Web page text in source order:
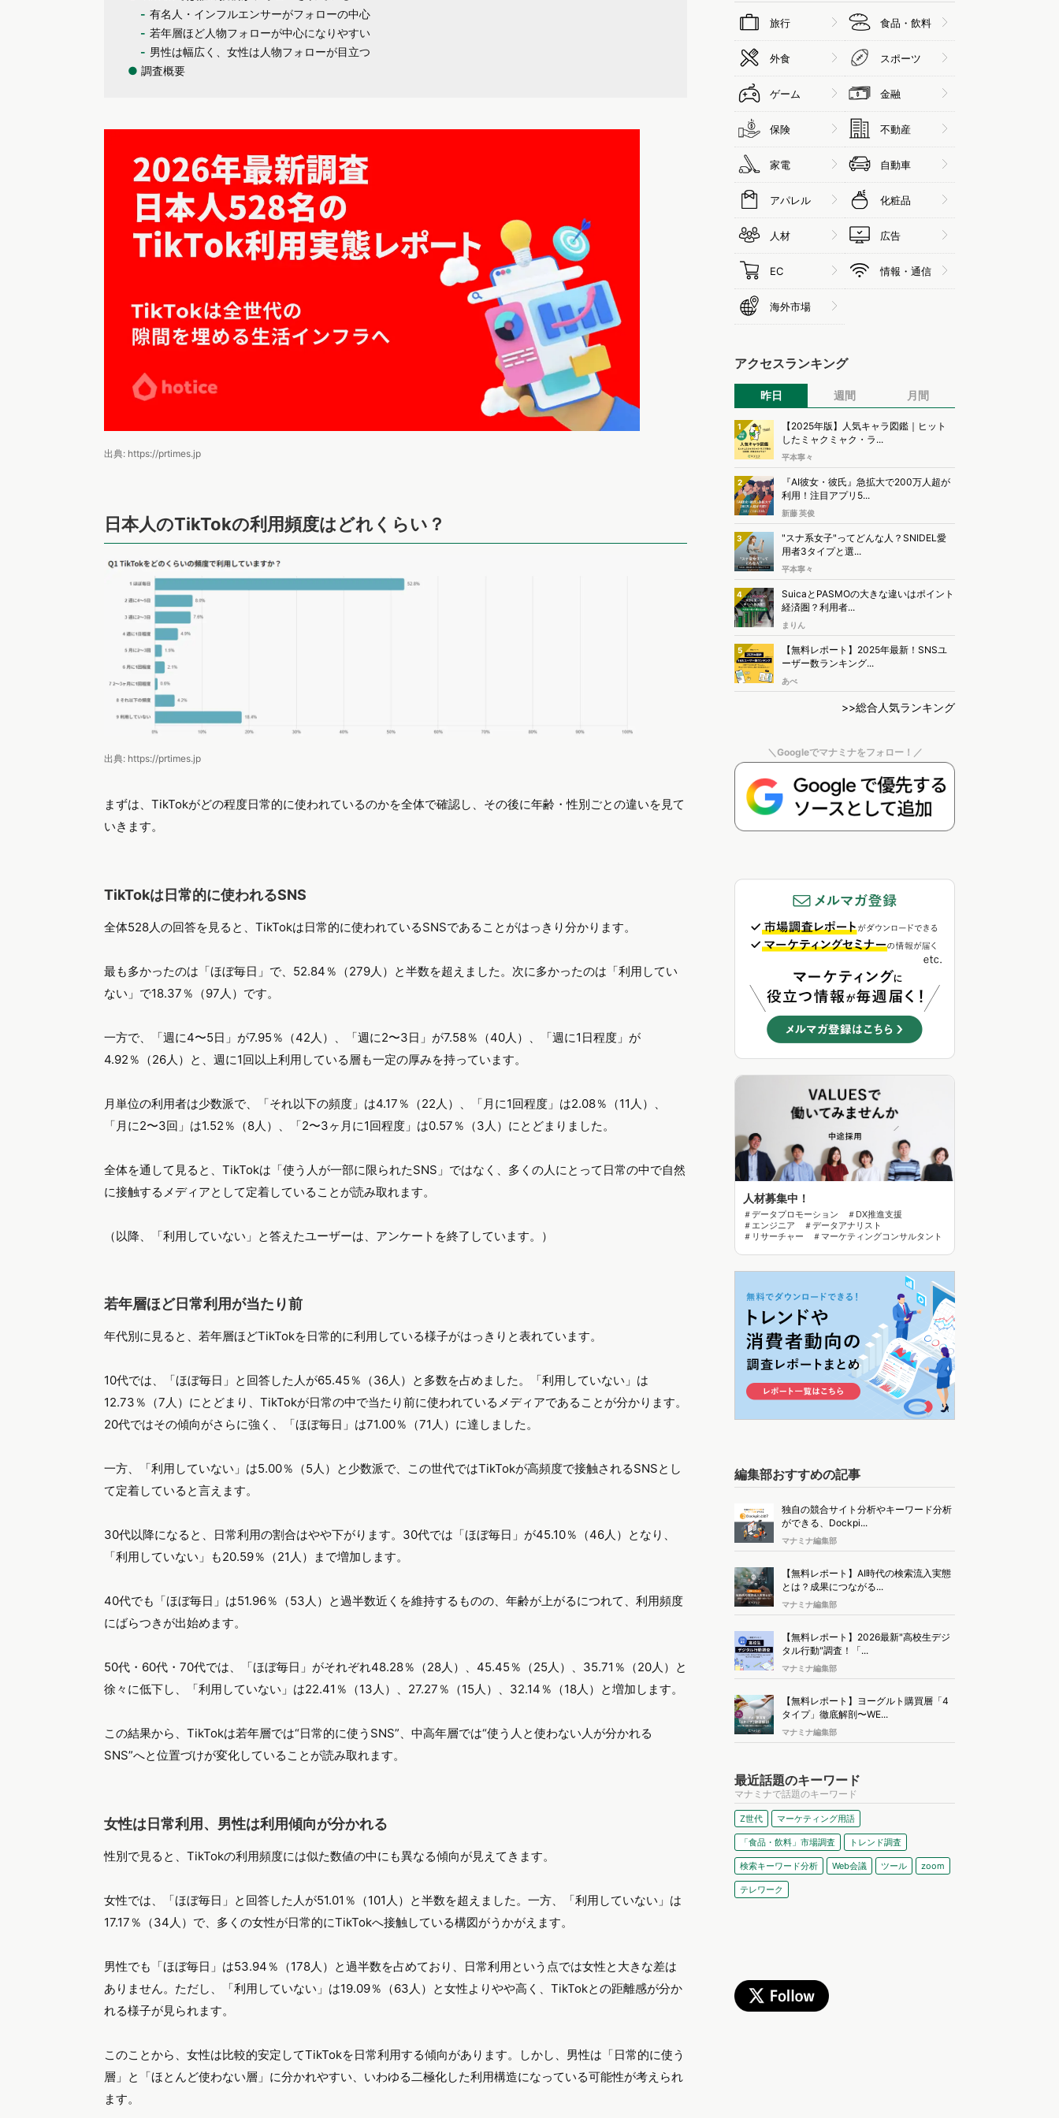
有名人・インフルエンサーがフォローの中心
若年層ほど人物フォローが中心になりやすい
男性は幅広く、女性は人物フォローが目立つ
● 調査概要
出典: https://prtimes.jp
日本人のTikTokの利用頻度はどれくらい？
出典: https://prtimes.jp
まずは、TikTokがどの程度日常的に使われているのかを全体で確認し、その後に年齢・性別ごとの違いを見て
いきます。
TikTokは日常的に使われるSNS
全体528人の回答を見ると、TikTokは日常的に使われているSNSであることがはっきり分かります。
最も多かったのは「ほぼ毎日」で、52.84％（279人）と半数を超えました。次に多かったのは「利用してい
ない」で18.37％（97人）です。
一方で、「週に4〜5日」が7.95％（42人）、「週に2〜3日」が7.58％（40人）、「週に1日程度」が
4.92％（26人）と、週に1回以上利用している層も一定の厚みを持っています。
月単位の利用者は少数派で、「それ以下の頻度」は4.17％（22人）、「月に1回程度」は2.08％（11人）、
「月に2〜3回」は1.52％（8人）、「2〜3ヶ月に1回程度」は0.57％（3人）にとどまりました。
全体を通して見ると、TikTokは「使う人が一部に限られたSNS」ではなく、多くの人にとって日常の中で自然
に接触するメディアとして定着していることが読み取れます。
（以降、「利用していない」と答えたユーザーは、アンケートを終了しています。）
若年層ほど日常利用が当たり前
年代別に見ると、若年層ほどTikTokを日常的に利用している様子がはっきりと表れています。
10代では、「ほぼ毎日」と回答した人が65.45％（36人）と多数を占めました。「利用していない」は
12.73％（7人）にとどまり、TikTokが日常の中で当たり前に使われているメディアであることが分かります。
20代ではその傾向がさらに強く、「ほぼ毎日」は71.00％（71人）に達しました。
一方、「利用していない」は5.00％（5人）と少数派で、この世代ではTikTokが高頻度で接触されるSNSとし
て定着していると言えます。
30代以降になると、日常利用の割合はやや下がります。30代では「ほぼ毎日」が45.10％（46人）となり、
「利用していない」も20.59％（21人）まで増加します。
40代でも「ほぼ毎日」は51.96％（53人）と過半数近くを維持するものの、年齢が上がるにつれて、利用頻度
にばらつきが出始めます。
50代・60代・70代では、「ほぼ毎日」がそれぞれ48.28％（28人）、45.45％（25人）、35.71％（20人）と
徐々に低下し、「利用していない」は22.41％（13人）、27.27％（15人）、32.14％（18人）と増加します。
この結果から、TikTokは若年層では“日常的に使うSNS”、中高年層では“使う人と使わない人が分かれる
SNS”へと位置づけが変化していることが読み取れます。
女性は日常利用、男性は利用傾向が分かれる
性別で見ると、TikTokの利用頻度には似た数値の中にも異なる傾向が見えてきます。
女性では、「ほぼ毎日」と回答した人が51.01％（101人）と半数を超えました。一方、「利用していない」は
17.17％（34人）で、多くの女性が日常的にTikTokへ接触している構図がうかがえます。
男性でも「ほぼ毎日」は53.94％（178人）と過半数を占めており、日常利用という点では女性と大きな差は
ありません。ただし、「利用していない」は19.09％（63人）と女性よりやや高く、TikTokとの距離感が分か
れる様子が見られます。
このことから、女性は比較的安定してTikTokを日常利用する傾向があります。しかし、男性は「日常的に使う
層」と「ほとんど使わない層」に分かれやすい、いわゆる二極化した利用構造になっている可能性が考えられ
ます。
旅行 食品・飲料
外食 スポーツ
ゲーム 金融
保険 不動産
家電 自動車
アパレル 化粧品
人材 広告
EC 情報・通信
海外市場
アクセスランキング
昨日 週間 月間
1
【2025年版】人気キャラ図鑑｜ヒット
したミャクミャク・ラ...
平本寧々
2
『AI彼女・彼氏』急拡大で200万人超が
利用！注目アプリ5...
新藤 英俊
3
"スナ系女子"ってどんな人？SNIDEL愛
用者3タイプと選...
平本寧々
4
SuicaとPASMOの大きな違いはポイント
経済圏？利用者...
まりん
5
【無料レポート】2025年最新！SNSユ
ーザー数ランキング...
あべ
>>総合人気ランキング
＼Googleでマナミナをフォロー！／
人材募集中！
＃データプロモーション ＃DX推進支援
＃エンジニア ＃データアナリスト
＃リサーチャー ＃マーケティングコンサルタント
編集部おすすめの記事
独自の競合サイト分析やキーワード分析
ができる、Dockpi...
マナミナ編集部
【無料レポート】AI時代の検索流入実態
とは？成果につながる...
マナミナ編集部
【無料レポート】2026最新"高校生デジ
タル行動"調査！「...
マナミナ編集部
【無料レポート】ヨーグルト購買層「4
タイプ」徹底解剖〜WE...
マナミナ編集部
最近話題のキーワード
マナミナで話題のキーワード
Z世代 マーケティング用語
「食品・飲料」市場調査 トレンド調査
検索キーワード分析 Web会議 ツール zoom
テレワーク